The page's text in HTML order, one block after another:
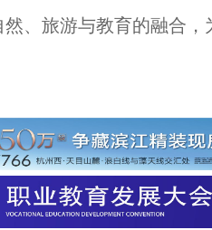
、旅游与教育的融合